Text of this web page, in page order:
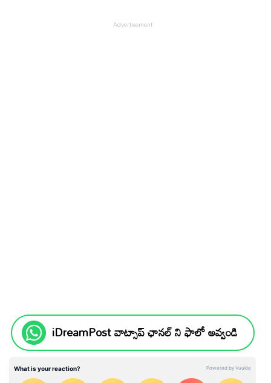
iDreamPost వాట్సాప్ ఛానల్ ని ఫాలో అవ్వండి